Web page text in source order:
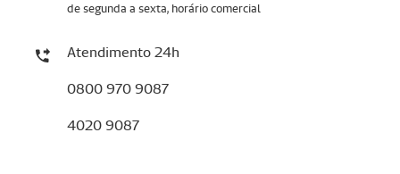
de segunda a sexta, horário comercial
Atendimento 24h
0800 970 9087
4020 9087